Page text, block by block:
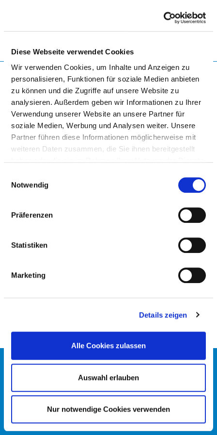
Diese Webseite verwendet Cookies
Wir verwenden Cookies, um Inhalte und Anzeigen zu
personalisieren, Funktionen für soziale Medien anbieten
zu können und die Zugriffe auf unsere Website zu
analysieren. Außerdem geben wir Informationen zu Ihrer
Verwendung unserer Website an unsere Partner für
soziale Medien, Werbung und Analysen weiter. Unsere
Partner führen diese Informationen möglicherweise mit
weiteren Daten zusammen, die Sie ihnen bereitgestellt
Notwendig
Präferenzen
Statistiken
Marketing
Details zeigen
Alle Cookies zulassen
Auswahl erlauben
Nur notwendige Cookies verwenden
To the specialist department
KREISKRANKENHAUS
FREIBERG
KLINIK FÜR INNERE MEDIZIN II
Management of a ward / area (PQ05)
Practical guide (PQ20)
CONTACT